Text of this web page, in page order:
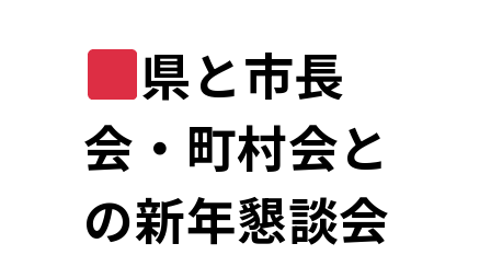
県と市長
会・町村会と
の新年懇談会